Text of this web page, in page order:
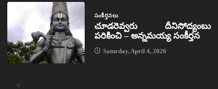
సంకీర్తనలు
చూడరెవ్వరు దీనిసోద్యంబు
పరికించి – అన్నమయ్య సంకీర్తన
Saturday, April 4, 2026